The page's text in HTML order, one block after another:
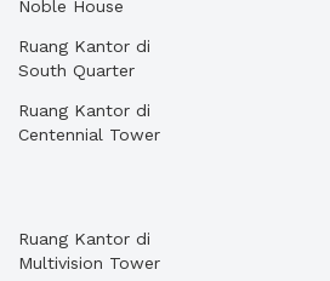
Noble House
Ruang Kantor di
South Quarter
Ruang Kantor di
Centennial Tower
Ruang Kantor di
Multivision Tower